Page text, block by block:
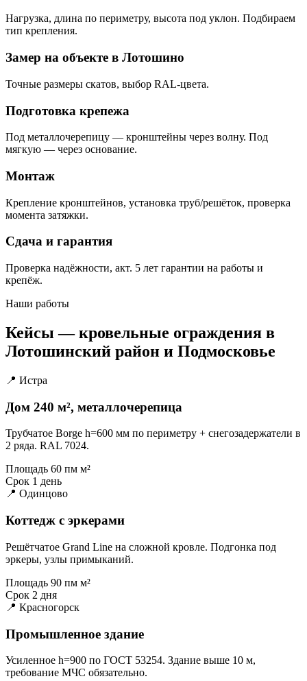
Нагрузка, длина по периметру, высота под уклон. Подбираем
тип крепления.
Замер на объекте в Лотошино
Точные размеры скатов, выбор RAL-цвета.
Подготовка крепежа
Под металлочерепицу — кронштейны через волну. Под
мягкую — через основание.
Монтаж
Крепление кронштейнов, установка труб/решёток, проверка
момента затяжки.
Сдача и гарантия
Проверка надёжности, акт. 5 лет гарантии на работы и
крепёж.
Наши работы
Кейсы — кровельные ограждения в
Лотошинский район и Подмосковье
📍 Истра
Дом 240 м², металлочерепица
Трубчатое Borge h=600 мм по периметру + снегозадержатели в
2 ряда. RAL 7024.
Площадь 60 пм м²
Срок 1 день
📍 Одинцово
Коттедж с эркерами
Решётчатое Grand Line на сложной кровле. Подгонка под
эркеры, узлы примыканий.
Площадь 90 пм м²
Срок 2 дня
📍 Красногорск
Промышленное здание
Усиленное h=900 по ГОСТ 53254. Здание выше 10 м,
требование МЧС обязательно.